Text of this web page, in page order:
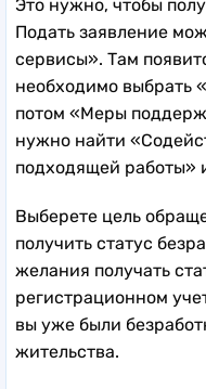
Это нужно, чтобы
Подать заявление
сервисы». Там
необходимо выбрать
потом «Меры
нужно найти
подходящей работы»
Выберете цель
получить статус
желания получать
регистрационном
вы уже были
жительства.